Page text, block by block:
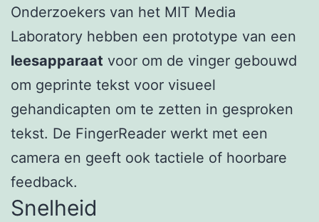
Onderzoekers van het MIT Media
Laboratory hebben een prototype van een
leesapparaat voor om de vinger gebouwd
om geprinte tekst voor visueel
gehandicapten om te zetten in gesproken
tekst. De FingerReader werkt met een
camera en geeft ook tactiele of hoorbare
feedback.
Snelheid